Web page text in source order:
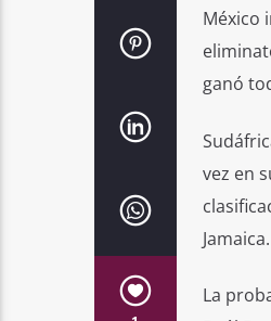
México
ganó
vez en
Jamaica.
La